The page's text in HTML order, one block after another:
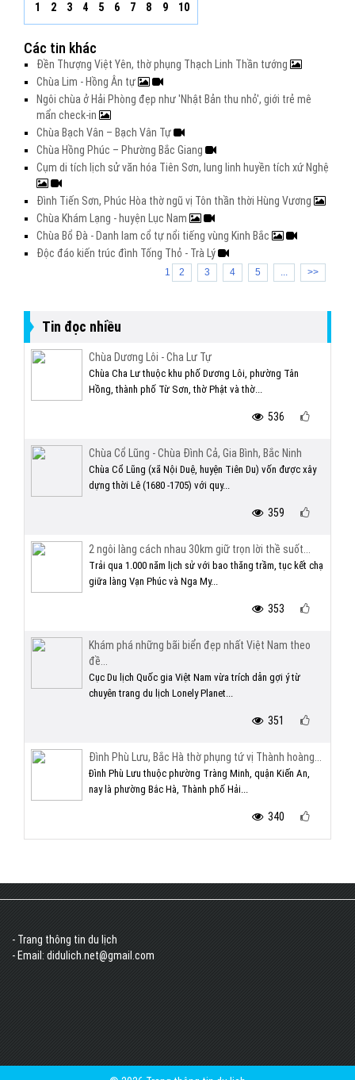
1 2 3 4 5 6 7 8 9 10
Các tin khác
Đền Thượng Việt Yên, thờ phụng Thạch Linh Thần tướng
Chùa Lim - Hồng Ân tự
Ngôi chùa ở Hải Phòng đẹp như 'Nhật Bản thu nhỏ', giới trẻ mê
mẩn check-in
Chùa Bạch Vân – Bạch Vân Tự
Chùa Hồng Phúc – Phường Bắc Giang
Cụm di tích lịch sử văn hóa Tiên Sơn, lung linh huyền tích xứ Nghệ
Đình Tiến Sơn, Phúc Hòa thờ ngũ vị Tôn thần thời Hùng Vương
Chùa Khám Lạng - huyện Lục Nam
Chùa Bổ Đà - Danh lam cổ tự nổi tiếng vùng Kinh Bắc
Độc đáo kiến trúc đình Tống Thỏ - Trà Lý
1 2 3 4 5 ... >>
Tin đọc nhiều
Chùa Dương Lôi - Cha Lư Tự
Chùa Cha Lư thuộc khu phố Dương Lôi, phường Tân
Hồng, thành phố Từ Sơn, thờ Phật và thờ...
536
Chùa Cổ Lũng - Chùa Đình Cả, Gia Bình, Bắc Ninh
Chùa Cổ Lũng (xã Nội Duệ, huyện Tiên Du) vốn được xây
dựng thời Lê (1680 -1705) với quy...
359
2 ngôi làng cách nhau 30km giữ trọn lời thề suốt...
Trải qua 1.000 năm lịch sử với bao thăng trầm, tục kết chạ
giữa làng Vạn Phúc và Nga My...
353
Khám phá những bãi biển đẹp nhất Việt Nam theo
đề...
Cục Du lịch Quốc gia Việt Nam vừa trích dẫn gợi ý từ
chuyên trang du lịch Lonely Planet...
351
Đình Phù Lưu, Bắc Hà thờ phụng tứ vị Thành hoàng...
Đình Phù Lưu thuộc phường Tràng Minh, quận Kiến An,
nay là phường Bắc Hà, Thành phố Hải...
340
- Trang thông tin du lịch
- Email: didulich.net@gmail.com